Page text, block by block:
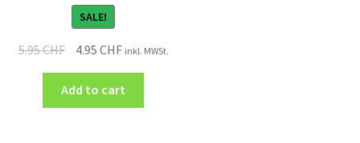
SALE!
5.95CHF 4.95 CHF inkl. MWSt.
Add to cart